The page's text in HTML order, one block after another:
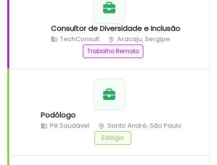
Consultor de Diversidade e Inclusão
TechConsult Aracaju, Sergipe
Trabalho Remoto
Podólogo
Pé Saudável Santo André, São Paulo
Estágio